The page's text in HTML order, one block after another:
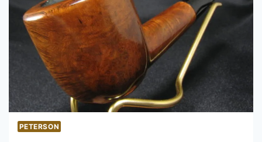
PETERSON